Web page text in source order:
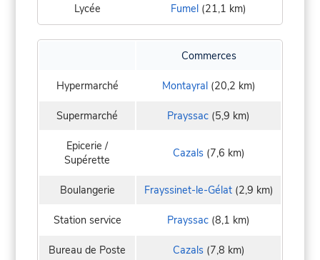
Lycée Fumel (21,1 km)
Commerces
Hypermarché Montayral(20,2 km)
Supermarché Prayssac (5,9 km)
Epicerie /
Supérette
Cazals(7,6 km)
Boulangerie Frayssinet-le-Gélat(2,9 km)
Station service Prayssac (8,1 km)
Bureau de Poste Cazals(7,8 km)